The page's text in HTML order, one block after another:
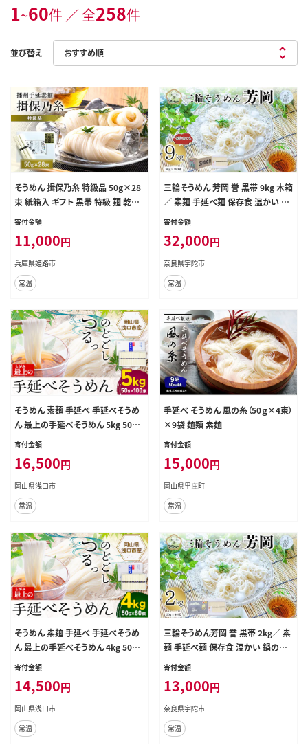
1~60件 ／ 全258件
並び替え
そうめん 揖保乃糸 特級品 50g×28
束 紙箱入 ギフト 黒帯 特級 麺 乾麺
麺類 播州 手延素麺 贈答 贈答品 揖
寄付金額
11,000円
兵庫県姫路市
常温
三輪そうめん 芳岡 誉 黒帯 9kg 木箱
／ 素麺 手延べ麺 保存食 温かい 鍋
の締め 化粧箱 お取り寄せ ギフト 奈
寄付金額
32,000円
奈良県宇陀市
常温
そうめん 素麺 手延べ 手延べそうめ
ん 最上の手延べそうめん 5kg 50g
× 100束 最上手延素麺 《30日以内
口市 送料無料 ソウメン 麺 手のべ て
のべ にゅうめん---124_1515_30d_
23_16500_5kg---
寄付金額
16,500円
岡山県浅口市
常温
手延べ そうめん 風の糸（50ｇ×4束）
×9袋 麺類 素麺
寄付金額
15,000円
岡山県里庄町
常温
そうめん 素麺 手延べ 手延べそうめ
ん 最上の手延べそうめん 4kg 50g
× 80束 最上手延素麺 《30日以内に
市 送料無料 ソウメン 麺 手のべ ての
べ にゅうめん---124_1514_30d_23
_14500_4kg---
寄付金額
14,500円
岡山県浅口市
常温
三輪そうめん芳岡 誉 黒帯 2kg／ 素
麺 手延べ麺 保存食 温かい 鍋の締
め 化粧箱 お取り寄せ ギフト 奈良県
寄付金額
13,000円
奈良県宇陀市
常温